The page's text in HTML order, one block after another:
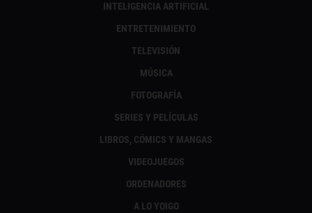
INTELIGENCIA ARTIFICIAL
ENTRETENIMIENTO
TELEVISIÓN
MÚSICA
FOTOGRAFÍA
SERIES Y PELÍCULAS
LIBROS, CÓMICS Y MANGAS
VIDEOJUEGOS
ORDENADORES
A LO YOIGO